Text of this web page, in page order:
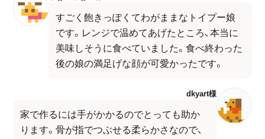
すごく飽きっぽくてわがままなトイプー娘
です。レンジで温めてあげたところ、本当に
美味しそうに食べていました。食べ終わった
後の娘の満足げな顔が可愛かったです。
dkyart様
家で作るには手がかかるのでとっても助か
ります。骨が指でつぶせる柔らかさなので、